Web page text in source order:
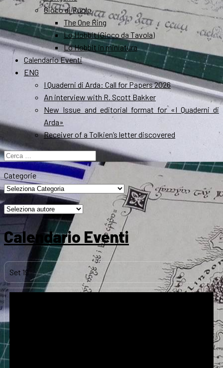
Gioco di Ruolo
The One Ring
Lo Hobbit (Gioco da Tavola)
Lo Hobbit in miniatura
Calendario Eventi
ENG
I Quaderni di Arda: Call for Papers 2026
An interview with R. Scott Bakker
New Issue and editorial format for «I Quaderni di
Arda»
Receiver of a Tolkien’s letter discovered
Ricerca
per:
Categorie
Calendario Eventi
Set 19